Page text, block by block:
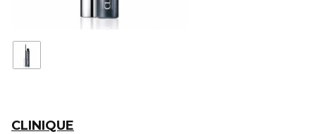
CLINIQUE